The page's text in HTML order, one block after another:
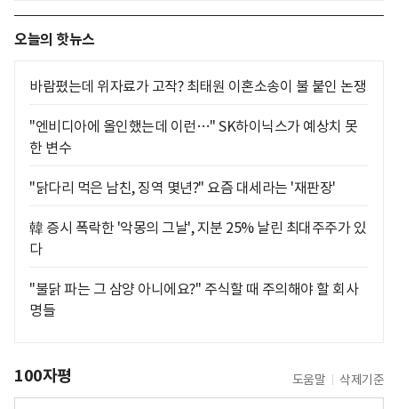
오늘의 핫뉴스
바람폈는데 위자료가 고작? 최태원 이혼소송이 불 붙인 논쟁
"엔비디아에 올인했는데 이런…" SK하이닉스가 예상치 못
한 변수
"닭다리 먹은 남친, 징역 몇년?" 요즘 대세라는 '재판장'
韓 증시 폭락한 '악몽의 그날', 지분 25% 날린 최대주주가 있
다
"불닭 파는 그 삼양 아니에요?" 주식할 때 주의해야 할 회사
명들
100자평 도움말 삭제기준